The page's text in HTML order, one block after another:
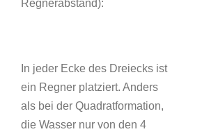
Regnerabstand):
In jeder Ecke des Dreiecks ist
ein Regner platziert. Anders
als bei der Quadratformation,
die Wasser nur von den 4